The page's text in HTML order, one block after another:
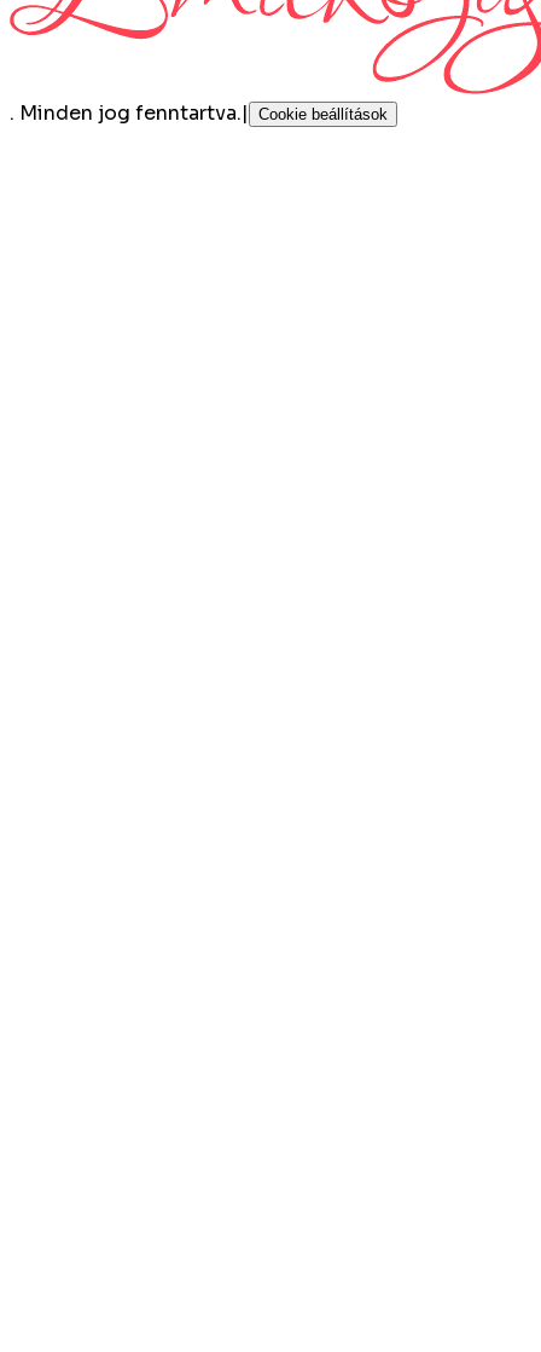
. Minden jog fenntartva.| Cookie beállítások